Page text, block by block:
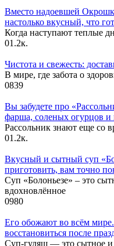
Вместо надоевшей
настолько вкусный, что
Когда наступают теплые
01.2к.
Чистота и свежесть:
В мире, где забота о
0839
Вы забудете про
фарша, соленых огурцов
Рассольник знают еще со
01.2к.
Вкусный и сытный cуп
приготовить, вам точно
Суп «Болоньезе» – это
вдохновлённое
0980
Его обожают во всём
восстановиться после
Суп-гуляш — это сытное и